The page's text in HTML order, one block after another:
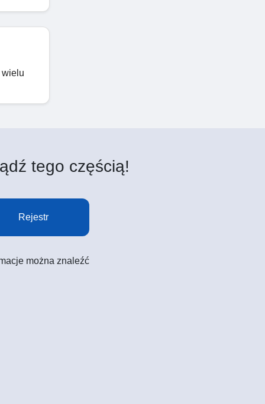
wielu
tego częścią!
Rejestr
można znaleźć